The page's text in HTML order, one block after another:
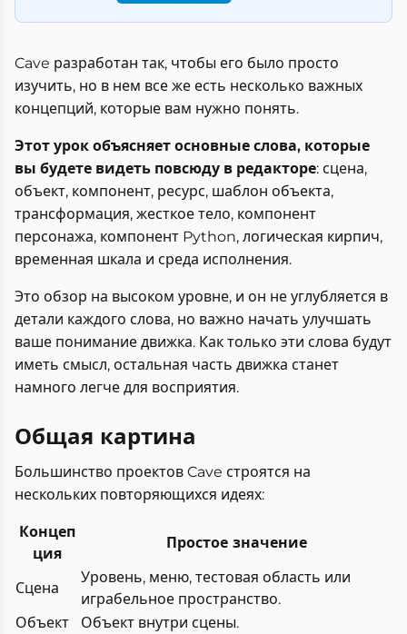
Cave разработан так, чтобы его было просто
изучить, но в нем все же есть несколько важных
концепций, которые вам нужно понять.
Этот урок объясняет основные слова, которые
вы будете видеть повсюду в редакторе: сцена,
объект, компонент, ресурс, шаблон объекта,
трансформация, жесткое тело, компонент
персонажа, компонент Python, логическая кирпич,
временная шкала и среда исполнения.
Это обзор на высоком уровне, и он не углубляется в
детали каждого слова, но важно начать улучшать
ваше понимание движка. Как только эти слова будут
иметь смысл, остальная часть движка станет
намного легче для восприятия.
Общая картина
Большинство проектов Cave строятся на
нескольких повторяющихся идеях:
Концеп
ция
Простое значение
Сцена
Уровень, меню, тестовая область или
играбельное пространство.
Объект
Объект внутри сцены.